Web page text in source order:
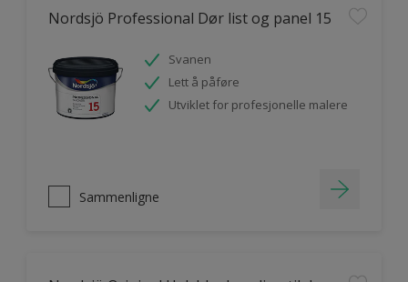
Nordsjö Professional Dør list og panel 15
Svanen
Lett å påføre
Utviklet for profesjonelle malere
Sammenligne